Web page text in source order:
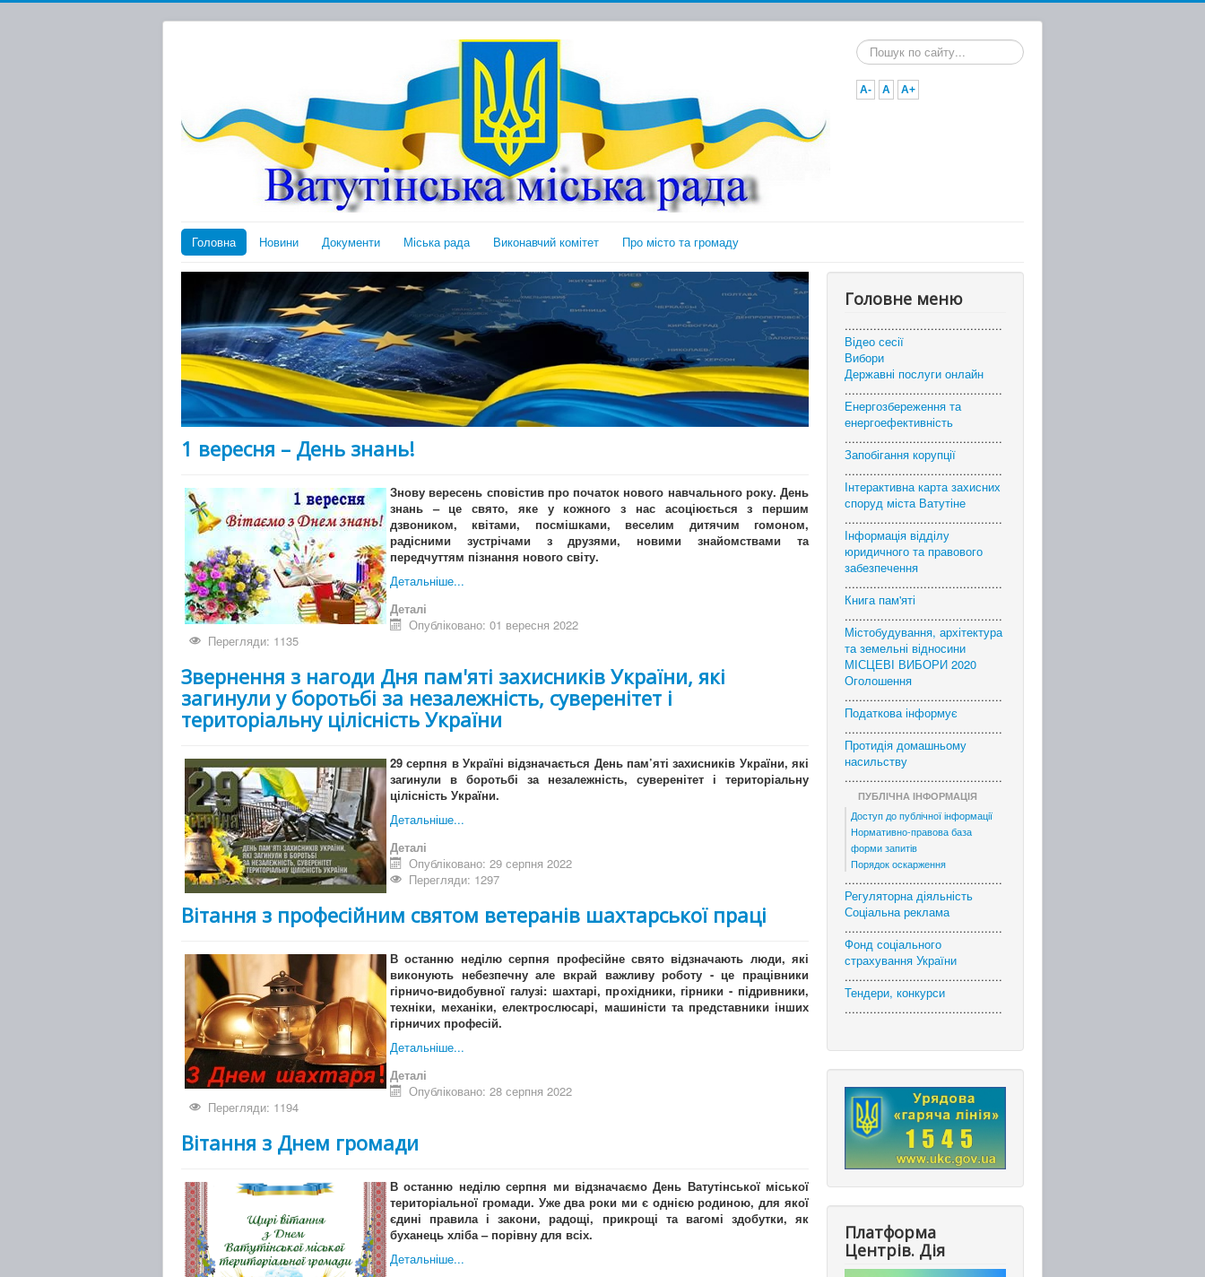
Пошук...
A- A A+
Головна Новини Документи Міська рада Виконавчий комітет Про місто та громаду
1 вересня – День знань!
Знову вересень сповістив про початок нового навчального року. День
знань – це свято, яке у кожного з нас асоціюється з першим
дзвоником, квітами, посмішками, веселим дитячим гомоном,
радісними зустрічами з друзями, новими знайомствами та
передчуттям пізнання нового світу.
Детальніше...
Деталі
Опубліковано: 01 вересня 2022
Перегляди: 1135
Звернення з нагоди Дня пам'яті захисників України, які
загинули у боротьбі за незалежність, суверенітет і
територіальну цілісність України
29 серпня в Україні відзначається День пам’яті захисників України, які
загинули в боротьбі за незалежність, суверенітет і територіальну
цілісність України.
Детальніше...
Деталі
Опубліковано: 29 серпня 2022
Перегляди: 1297
Вітання з професійним святом ветеранів шахтарської праці
В останню неділю серпня професійне свято відзначають люди, які
виконують небезпечну але вкрай важливу роботу - це працівники
гірничо-видобувної галузі: шахтарі, прохідники, гірники - підривники,
техніки, механіки, електрослюсарі, машиністи та представники інших
гірничих професій.
Детальніше...
Деталі
Опубліковано: 28 серпня 2022
Перегляди: 1194
Вітання з Днем громади
В останню неділю серпня ми відзначаємо День Ватутінської міської
територіальної громади. Уже два роки ми є однією родиною, для якої
єдині правила і закони, радощі, прикрощі та вагомі здобутки, як
буханець хліба – порівну для всіх.
Детальніше...
Головне меню
............................................
Відео сесії
Вибори
Державні послуги онлайн
............................................
Енергозбереження та
енергоефективність
............................................
Запобігання корупції
............................................
Інтерактивна карта захисних
споруд міста Ватутіне
............................................
Інформація відділу
юридичного та правового
забезпечення
............................................
Книга пам'яті
............................................
Містобудування, архітектура
та земельні відносини
МІСЦЕВІ ВИБОРИ 2020
Оголошення
............................................
Податкова інформує
............................................
Протидія домашньому
насильству
............................................
ПУБЛІЧНА ІНФОРМАЦІЯ
Доступ до публічної інформації
Нормативно-правова база
форми запитів
Порядок оскарження
............................................
Регуляторна діяльність
Соціальна реклама
............................................
Фонд соціального
страхування України
............................................
Тендери, конкурси
............................................
Платформа
Центрів. Дія